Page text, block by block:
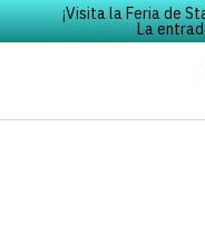
¡Visita la Feria de
La